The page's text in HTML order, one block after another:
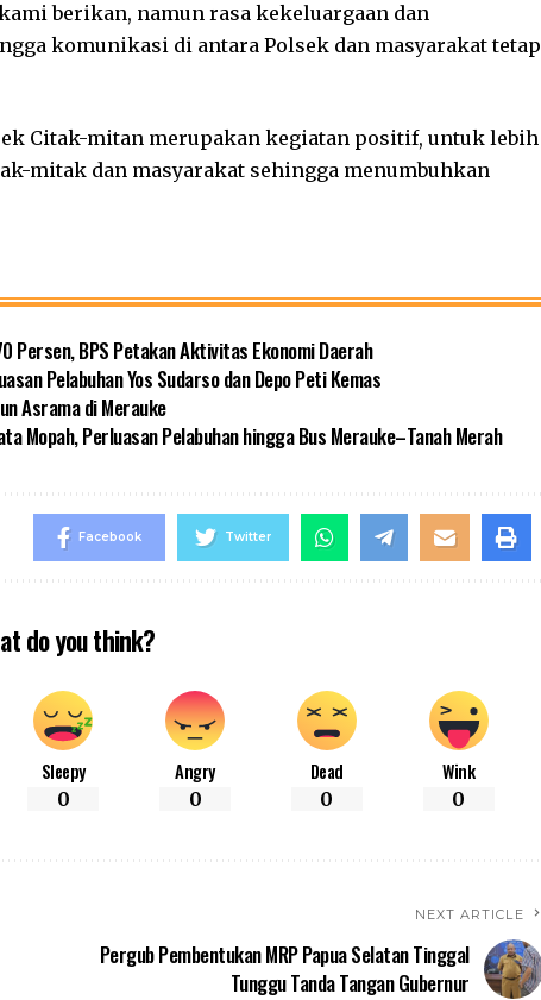
berikan, namun rasa kekeluargaan dan
komunikasi di antara Polsek dan masyarakat tetap
Citak-mitan merupakan kegiatan positif, untuk lebih
mitak dan masyarakat sehingga menumbuhkan
Persen, BPS Petakan Aktivitas Ekonomi Daerah
Pelabuhan Yos Sudarso dan Depo Peti Kemas
Asrama di Merauke
Mopah, Perluasan Pelabuhan hingga Bus Merauke–Tanah Merah
Facebook Twitter
do you think?
Sleepy
0
Angry
0
Dead
0
Wink
0
NEXT ARTICLE
Pergub Pembentukan MRP Papua Selatan Tinggal
Tunggu Tanda Tangan Gubernur